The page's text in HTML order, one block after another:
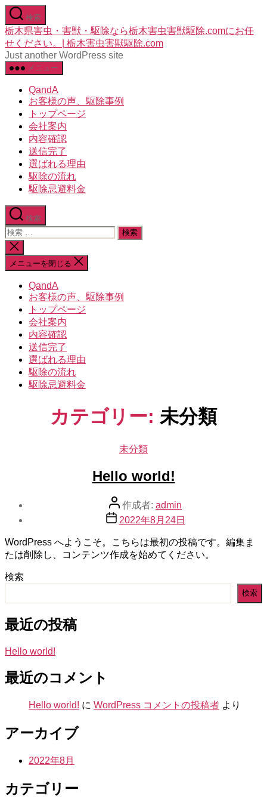
コ
ン
テ
ン
ツ
へ
検索
栃木県害虫・害獣・駆除なら栃木害虫害獣駆除.comにお任
せください。| 栃木害虫害獣駆除.com
Just another WordPress site
メニュー
QandA
お客様の声、駆除事例
トップページ
会社案内
内容確認
送信完了
選ばれる理由
駆除の流れ
駆除忌避料金
検索
検
索
対
象:
検
索
を
メニューを閉じる
QandA
お客様の声、駆除事例
トップページ
会社案内
内容確認
送信完了
選ばれる理由
駆除の流れ
駆除忌避料金
カテゴリー: 未分類
カ
ゴ
リ
ー
未分類
Hello world!
投
稿
者
作成者: admin
投
日
2022年8月24日
WordPress へようこそ。こちらは最初の投稿です。編集ま
たは削除し、コンテンツ作成を始めてください。
検索
検索
最近の投稿
Hello world!
最近のコメント
Hello world! に WordPress コメントの投稿者 より
アーカイブ
2022年8月
カテゴリー